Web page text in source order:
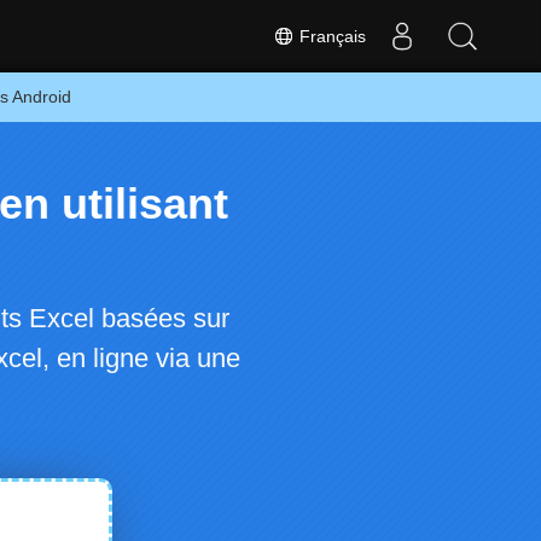
Français
Android
utilisant
Excel basées sur
en ligne via une